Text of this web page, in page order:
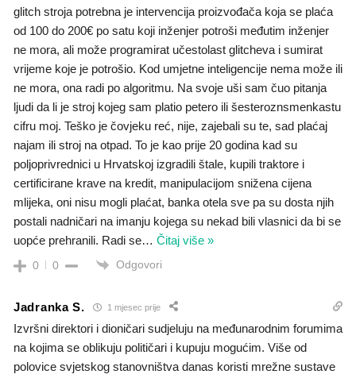
glitch stroja potrebna je intervencija proizvođača koja se plaća
od 100 do 200€ po satu koji inženjer potroši međutim inženjer
ne mora, ali može programirat učestolast glitcheva i sumirat
vrijeme koje je potrošio. Kod umjetne inteligencije nema može ili
ne mora, ona radi po algoritmu. Na svoje uši sam čuo pitanja
ljudi da li je stroj kojeg sam platio petero ili šesteroznsmenkastu
cifru moj. Teško je čovjeku reć, nije, zajebali su te, sad plaćaj
najam ili stroj na otpad. To je kao prije 20 godina kad su
poljoprivrednici u Hrvatskoj izgradili štale, kupili traktore i
certificirane krave na kredit, manipulacijom snižena cijena
mlijeka, oni nisu mogli plaćat, banka otela sve pa su dosta njih
postali nadničari na imanju kojega su nekad bili vlasnici da bi se
uopće prehranili. Radi se… Čitaj više »
0 0 Odgovori
Jadranka S. 1 mjesec prije
Izvršni direktori i dioničari sudjeluju na međunarodnim forumima
na kojima se oblikuju političari i kupuju mogućim. Više od
polovice svjetskog stanovništva danas koristi mrežne sustave